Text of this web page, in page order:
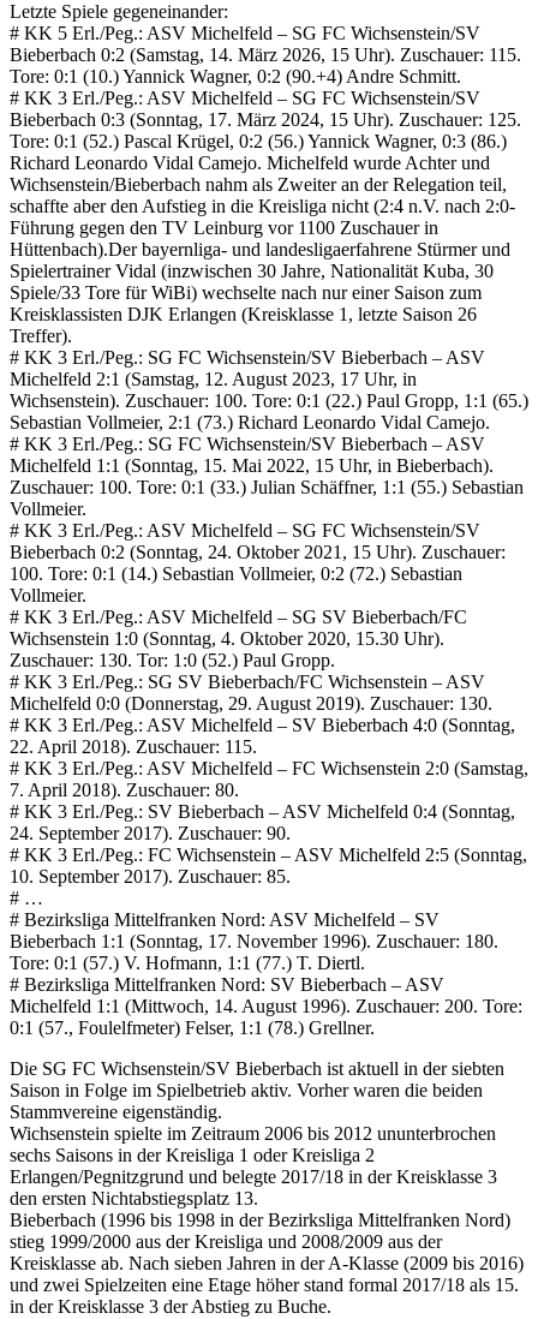
Letzte Spiele gegeneinander:
# KK 5 Erl./Peg.: ASV Michelfeld – SG FC Wichsenstein/SV
Bieberbach 0:2 (Samstag, 14. März 2026, 15 Uhr). Zuschauer: 115.
Tore: 0:1 (10.) Yannick Wagner, 0:2 (90.+4) Andre Schmitt.
# KK 3 Erl./Peg.: ASV Michelfeld – SG FC Wichsenstein/SV
Bieberbach 0:3 (Sonntag, 17. März 2024, 15 Uhr). Zuschauer: 125.
Tore: 0:1 (52.) Pascal Krügel, 0:2 (56.) Yannick Wagner, 0:3 (86.)
Richard Leonardo Vidal Camejo. Michelfeld wurde Achter und
Wichsenstein/Bieberbach nahm als Zweiter an der Relegation teil,
schaffte aber den Aufstieg in die Kreisliga nicht (2:4 n.V. nach 2:0-
Führung gegen den TV Leinburg vor 1100 Zuschauer in
Hüttenbach).Der bayernliga- und landesligaerfahrene Stürmer und
Spielertrainer Vidal (inzwischen 30 Jahre, Nationalität Kuba, 30
Spiele/33 Tore für WiBi) wechselte nach nur einer Saison zum
Kreisklassisten DJK Erlangen (Kreisklasse 1, letzte Saison 26
Treffer).
# KK 3 Erl./Peg.: SG FC Wichsenstein/SV Bieberbach – ASV
Michelfeld 2:1 (Samstag, 12. August 2023, 17 Uhr, in
Wichsenstein). Zuschauer: 100. Tore: 0:1 (22.) Paul Gropp, 1:1 (65.)
Sebastian Vollmeier, 2:1 (73.) Richard Leonardo Vidal Camejo.
# KK 3 Erl./Peg.: SG FC Wichsenstein/SV Bieberbach – ASV
Michelfeld 1:1 (Sonntag, 15. Mai 2022, 15 Uhr, in Bieberbach).
Zuschauer: 100. Tore: 0:1 (33.) Julian Schäffner, 1:1 (55.) Sebastian
Vollmeier.
# KK 3 Erl./Peg.: ASV Michelfeld – SG FC Wichsenstein/SV
Bieberbach 0:2 (Sonntag, 24. Oktober 2021, 15 Uhr). Zuschauer:
100. Tore: 0:1 (14.) Sebastian Vollmeier, 0:2 (72.) Sebastian
Vollmeier.
# KK 3 Erl./Peg.: ASV Michelfeld – SG SV Bieberbach/FC
Wichsenstein 1:0 (Sonntag, 4. Oktober 2020, 15.30 Uhr).
Zuschauer: 130. Tor: 1:0 (52.) Paul Gropp.
# KK 3 Erl./Peg.: SG SV Bieberbach/FC Wichsenstein – ASV
Michelfeld 0:0 (Donnerstag, 29. August 2019). Zuschauer: 130.
# KK 3 Erl./Peg.: ASV Michelfeld – SV Bieberbach 4:0 (Sonntag,
22. April 2018). Zuschauer: 115.
# KK 3 Erl./Peg.: ASV Michelfeld – FC Wichsenstein 2:0 (Samstag,
7. April 2018). Zuschauer: 80.
# KK 3 Erl./Peg.: SV Bieberbach – ASV Michelfeld 0:4 (Sonntag,
24. September 2017). Zuschauer: 90.
# KK 3 Erl./Peg.: FC Wichsenstein – ASV Michelfeld 2:5 (Sonntag,
10. September 2017). Zuschauer: 85.
# …
# Bezirksliga Mittelfranken Nord: ASV Michelfeld – SV
Bieberbach 1:1 (Sonntag, 17. November 1996). Zuschauer: 180.
Tore: 0:1 (57.) V. Hofmann, 1:1 (77.) T. Diertl.
# Bezirksliga Mittelfranken Nord: SV Bieberbach – ASV
Michelfeld 1:1 (Mittwoch, 14. August 1996). Zuschauer: 200. Tore:
0:1 (57., Foulelfmeter) Felser, 1:1 (78.) Grellner.
Die SG FC Wichsenstein/SV Bieberbach ist aktuell in der siebten
Saison in Folge im Spielbetrieb aktiv. Vorher waren die beiden
Stammvereine eigenständig.
Wichsenstein spielte im Zeitraum 2006 bis 2012 ununterbrochen
sechs Saisons in der Kreisliga 1 oder Kreisliga 2
Erlangen/Pegnitzgrund und belegte 2017/18 in der Kreisklasse 3
den ersten Nichtabstiegsplatz 13.
Bieberbach (1996 bis 1998 in der Bezirksliga Mittelfranken Nord)
stieg 1999/2000 aus der Kreisliga und 2008/2009 aus der
Kreisklasse ab. Nach sieben Jahren in der A-Klasse (2009 bis 2016)
und zwei Spielzeiten eine Etage höher stand formal 2017/18 als 15.
in der Kreisklasse 3 der Abstieg zu Buche.